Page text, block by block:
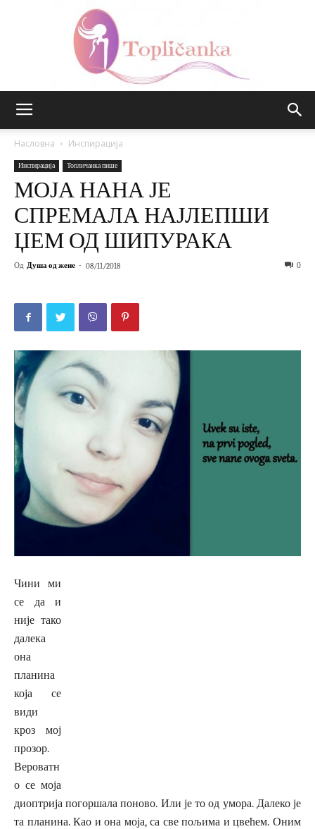
Насловна Инспирација
Инспирација Топличанка пише
МОЈА НАНА ЈЕ
СПРЕМАЛА НАЈЛЕПШИ
ЏЕМ ОД ШИПУРАКА
Од Душа од жене - 08/11/2018 0
Чини ми
се да и
није тако
далека
она
планина
која се
види
кроз мој
прозор.
Вероватн
о се моја
диоптрија погоршала поново. Или је то од умора. Далеко је
та планина. Као и она моја, са све пољима и цвећем. Оним